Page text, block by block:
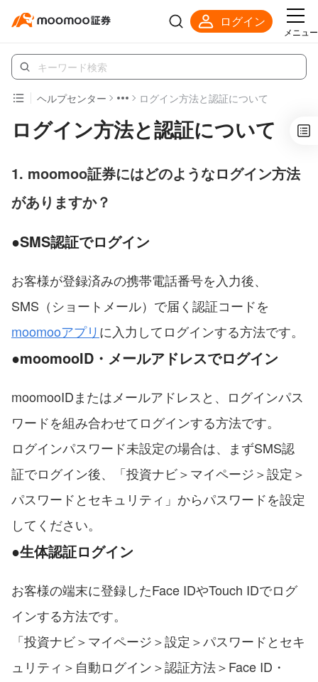
ログイン
メニュー
ヘルプセンター ログイン方法と認証について
ログイン方法と認証について
1. moomoo証券にはどのようなログイン方法
がありますか？
●SMS認証でログイン
お客様が登録済みの携帯電話番号を入力後、
SMS（ショートメール）で届く認証コードを
moomooアプリに入力してログインする方法です。
●moomooID・メールアドレスでログイン
moomooIDまたはメールアドレスと、ログインパス
ワードを組み合わせてログインする方法です。
ログインパスワード未設定の場合は、まずSMS認
証でログイン後、「投資ナビ＞マイページ＞設定＞
パスワードとセキュリティ」からパスワードを設定
してください。
●生体認証ログイン
お客様の端末に登録したFace IDやTouch IDでログ
インする方法です。
「投資ナビ＞マイページ＞設定＞パスワードとセキ
ュリティ＞自動ログイン＞認証方法＞Face ID・